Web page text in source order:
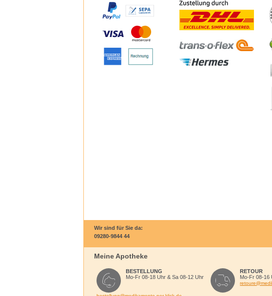
Wir sind für Sie da:
09280-9844 44
Meine Apotheke
BESTELLUNG
Mo-Fr 08-18 Uhr & Sa 08-12 Uhr
RETOUR
Mo-Fr 08-16